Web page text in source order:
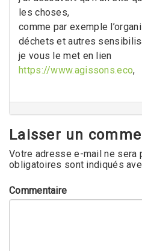
les choses,
comme par exemple
déchets et autres
je vous le met en lien
https://www.agissons.eco,
Laisser un
Votre adresse e-mail ne sera
obligatoires sont indiqués
Commentaire